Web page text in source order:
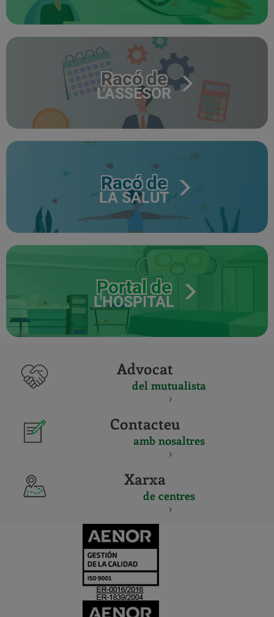
Racó de
L'ASSESOR
Racó de
LA SALUT
Portal de
L'HOSPITAL
Advocat
del mutualista
Contacteu
amb nosaltres
Xarxa
de centres
Y